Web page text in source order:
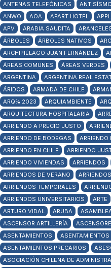
ANTENAS TELEFÓNICAS
ANWO
AOA APART HOTEL
APV
ARABIA SAUDITA
ÁRBOLES
ÁRBOLES NATIVOS
ARCHIPIÉLAGO JUAN FERNÁNDEZ
ÁREAS COMUNES
ÁREAS VERDES
ARGENTINA
ARGENTINA REAL
ÁRIDOS
ARMADA DE CHILE
ARQ% 2023
ARQUIAMBIENTE
ARQUITECTURA HOSPITALARIA
ARRIENDO A PRECIO JUSTO
ARRIENDO DE BODEGAS
ARRIENDO
ARRIENDO EN CHILE
ARRIENDO
ARRIENDO VIVIENDAS
ARRIENDOS
ARRIENDOS DE VERANO
ARRIENDOS TEMPORALES
ARRIENDOS UNIVERSITARIOS
ARTE
ARTURO VIDAL
ARUBA
ASCENSOR ARTILLERÍA
ASENTAMIENTOS
ASENTAMIENTOS
ASENTAMIENTOS PRECARIOS
ASOCIACIÓN CHILENA DE